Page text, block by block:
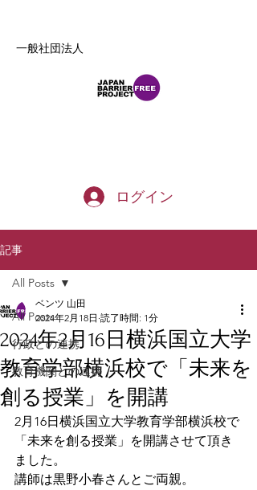
一般社団法人
ログイン
記事
All Posts
行政との連携
教育機関との連携
All Posts
2024年2月16日横浜国立大学
教育学部横浜校で「未来を
創る授業」を開講
ベンツ 山田
2024年2月18日 読了時間: 1分
2月16日横浜国立大学教育学部横浜校で
「未来を創る授業」を開講させて頂き
ました。
講師は黒野小春さんとご両親。